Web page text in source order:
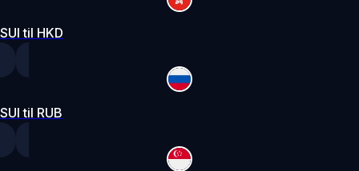
SUI til HKD
SUI til RUB